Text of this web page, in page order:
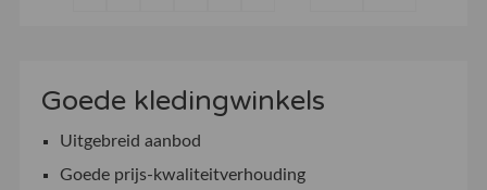
Goede kledingwinkels
Uitgebreid aanbod
Goede prijs-kwaliteitverhouding